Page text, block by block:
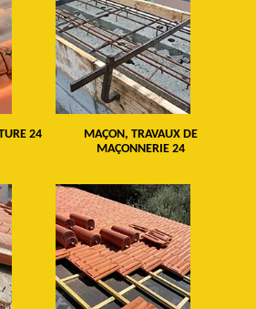
24
MAÇON, TRAVAUX DE
MAÇONNERIE 24